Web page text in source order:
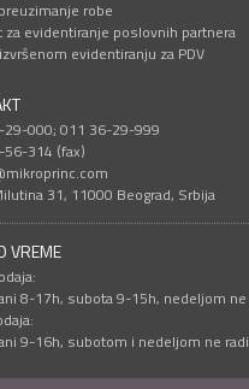
robe
za evidentiranje poslovnih partnera
evidentiranju za PDV
000; 011 36-29-999
314 (fax)
31, 11000 Beograd, Srbija
VREME
8-17h, subota 9-15h, nedeljom ne
9-16h, subotom i nedeljom ne radi